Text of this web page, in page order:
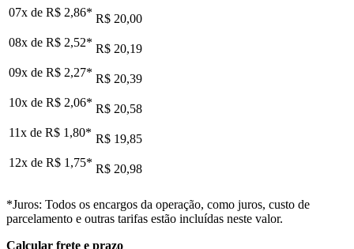
07x de R$ 2,86* R$ 20,00
08x de R$ 2,52* R$ 20,19
09x de R$ 2,27* R$ 20,39
10x de R$ 2,06* R$ 20,58
11x de R$ 1,80* R$ 19,85
12x de R$ 1,75* R$ 20,98
*Juros: Todos os encargos da operação, como juros, custo de
parcelamento e outras tarifas estão incluídas neste valor.
Calcular frete e prazo